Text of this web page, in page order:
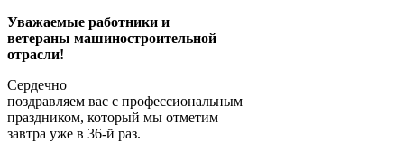
Уважаемые работники и
ветераны машиностроительной
отрасли!
Сердечно
поздравляем вас с профессиональным
праздником, который мы отметим
завтра уже в 36-й раз.